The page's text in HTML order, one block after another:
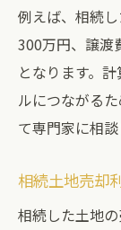
例えば、相続
300万円、譲渡
となります。
ルにつながる
て専門家に相談
相続土地売却
相続した土地